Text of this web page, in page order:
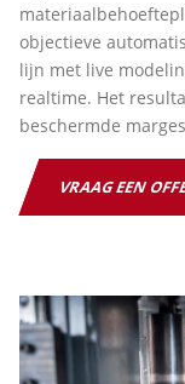
objectieve
lijn met live
realtime. Het
beschermde
VRAAG EEN